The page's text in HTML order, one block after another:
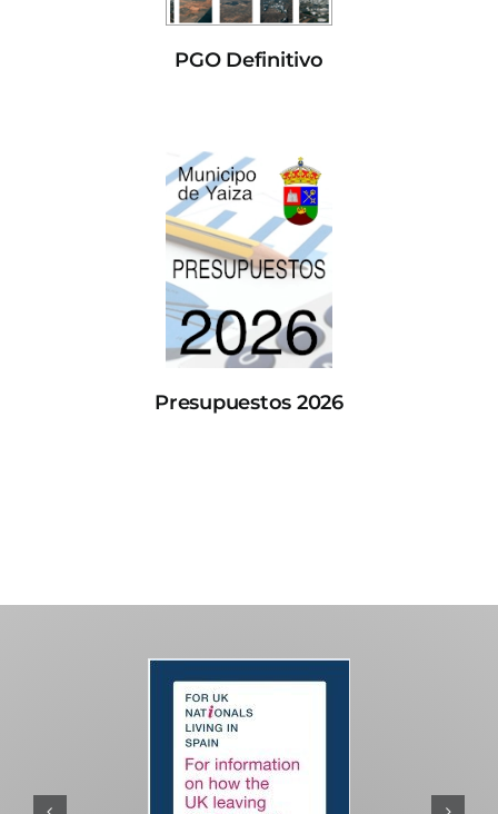
PGO Definitivo
Presupuestos 2026